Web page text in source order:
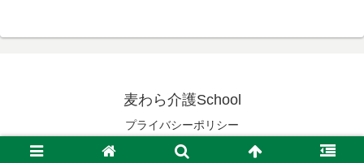
麦わら介護School
プライバシーポリシー
© 2019 麦わら介護School.